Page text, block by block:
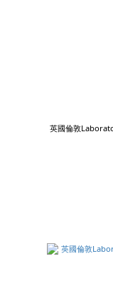
英國倫敦